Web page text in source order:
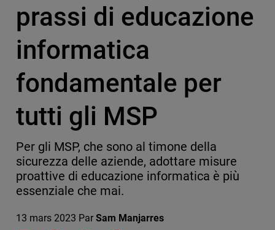
prassi di educazione
informatica
fondamentale per
tutti gli MSP
Per gli MSP, che sono al timone della
sicurezza delle aziende, adottare misure
proattive di educazione informatica è più
essenziale che mai.
13 mars 2023 Par Sam Manjarres